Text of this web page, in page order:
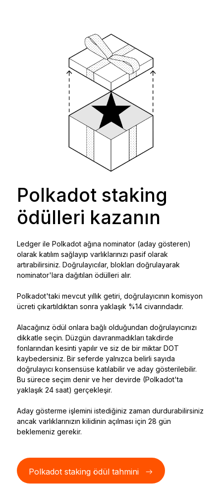
Polkadot staking
ödülleri kazanın
Ledger ile Polkadot ağına nominator (aday gösteren)
olarak katılım sağlayıp varlıklarınızı pasif olarak
artırabilirsiniz. Doğrulayıcılar, blokları doğrulayarak
nominator'lara dağıtılan ödülleri alır.
Polkadot'taki mevcut yıllık getiri, doğrulayıcının komisyon
ücreti çıkartıldıktan sonra yaklaşık %14 civarındadır.
Alacağınız ödül onlara bağlı olduğundan doğrulayıcınızı
dikkatle seçin. Düzgün davranmadıkları takdirde
fonlarından kesinti yapılır ve siz de bir miktar DOT
kaybedersiniz. Bir seferde yalnızca belirli sayıda
doğrulayıcı konsensüse katılabilir ve aday gösterilebilir.
Bu sürece seçim denir ve her devirde (Polkadot'ta
yaklaşık 24 saat) gerçekleşir.
Aday gösterme işlemini istediğiniz zaman durdurabilirsiniz
ancak varlıklarınızın kilidinin açılması için 28 gün
beklemeniz gerekir.
Polkadot staking ödül tahmini